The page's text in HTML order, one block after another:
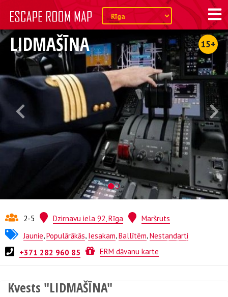
LIDMAŠĪNA 15+
2-5 Dzirnavu iela 92, Rīga
Maršruts
Jaunie,Populārākās, Iesakam,Ballītēm,Nestandarti
+371 282 960 85
ERM dāvanu karte
Kvests no
Kvests "LIDMAŠĪNA"